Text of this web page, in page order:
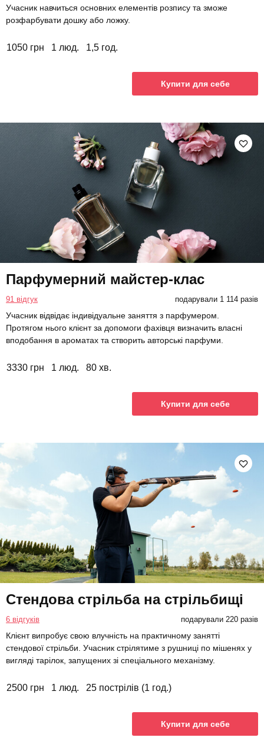
Учасник навчиться основних елементів розпису та зможе
розфарбувати дошку або ложку.
1050 грн 1 люд. 1,5 год.
Купити для себе
Парфумерний майстер-клас
91 відгук подарували 1 114 разів
Учасник відвідає індивідуальне заняття з парфумером.
Протягом нього клієнт за допомоги фахівця визначить власні
вподобання в ароматах та створить авторські парфуми.
3330 грн 1 люд. 80 хв.
Купити для себе
Стендова стрільба на стрільбищі
6 відгуків подарували 220 разів
Клієнт випробує свою влучність на практичному занятті
стендової стрільби. Учасник стрілятиме з рушниці по мішенях у
вигляді тарілок, запущених зі спеціального механізму.
2500 грн 1 люд. 25 пострілів (1 год.)
Купити для себе